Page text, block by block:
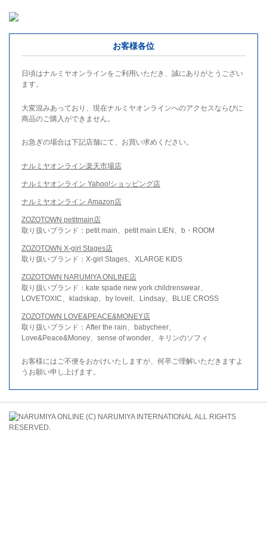
お客様各位
日頃はナルミヤオンラインをご利用いただき、誠にありがとうござい
ます。
大変混みあっており、現在ナルミヤオンラインへのアクセスならびに
商品のご購入ができません。
お急ぎの場合は下記店舗にて、お買い求めください。
ナルミヤオンライン楽天市場店
ナルミヤオンライン Yahoo!ショッピング店
ナルミヤオンライン Amazon店
ZOZOTOWN petitmain店
取り扱いブランド：petit main、petit main LIEN、b・ROOM
ZOZOTOWN X-girl Stages店
取り扱いブランド：X-girl Stages、XLARGE KIDS
ZOZOTOWN NARUMIYA ONLINE店
取り扱いブランド：kate spade new york childrenswear、
LOVETOXIC、kladskap、by loveit、Lindsay、BLUE CROSS
ZOZOTOWN LOVE&PEACE&MONEY店
取り扱いブランド：After the rain、babycheer、
Love&Peace&Money、sense of wonder、キリンのソフィ
お客様にはご不便をおかけいたしますが、何卒ご理解いただきますよ
うお願い申し上げます。